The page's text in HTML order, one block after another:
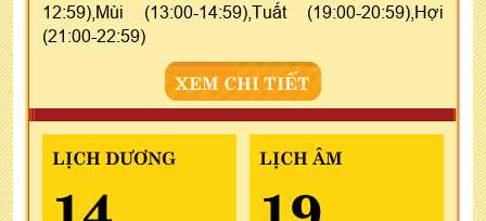
12:59),Mùi (13:00-14:59),Tuất (19:00-20:59),Hợi
(21:00-22:59)
XEM CHI TIẾT
LỊCH DƯƠNG LỊCH ÂM